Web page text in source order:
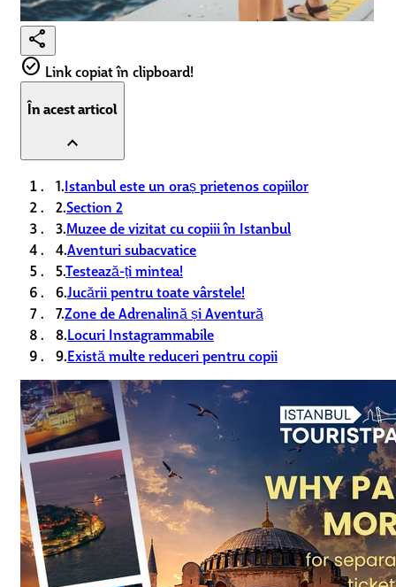
share
check_circle Link copiat în clipboard!
În acest articol
expand_less
1.Istanbul este un oraș prietenos copiilor
2.Section 2
3.Muzee de vizitat cu copiii în Istanbul
4.Aventuri subacvatice
5.Testează-ți mintea!
6.Jucării pentru toate vârstele!
7.Zone de Adrenalină și Aventură
8.Locuri Instagrammabile
9.Există multe reduceri pentru copii